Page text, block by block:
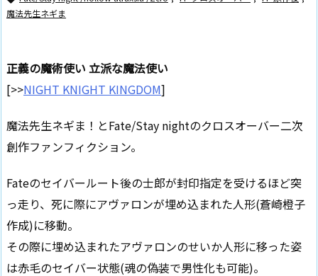
魔法先生ネギま
正義の魔術使い 立派な魔法使い
[>>NIGHT KNIGHT KINGDOM]
魔法先生ネギま！とFate/Stay nightのクロスオーバー二次
創作ファンフィクション。
Fateのセイバールート後の士郎が封印指定を受けるほど突
っ走り、死に際にアヴァロンが埋め込まれた人形(蒼崎橙子
作成)に移動。
その際に埋め込まれたアヴァロンのせいか人形に移った姿
は赤毛のセイバー状態(魂の偽装で男性化も可能)。